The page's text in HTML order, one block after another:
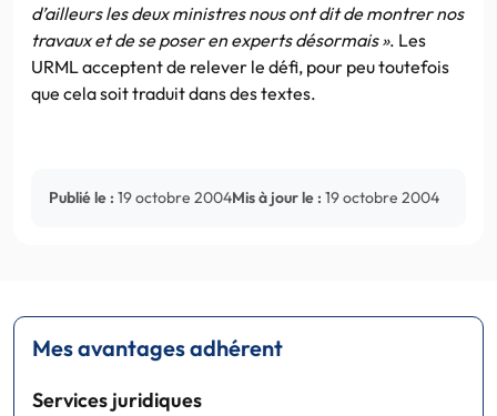
d’ailleurs les deux ministres nous ont dit de montrer nos
travaux et de se poser en experts désormais ». Les
URML acceptent de relever le défi, pour peu toutefois
que cela soit traduit dans des textes.
Publié le : 19 octobre 2004Mis à jour le : 19 octobre 2004
Mes avantages adhérent
Services juridiques